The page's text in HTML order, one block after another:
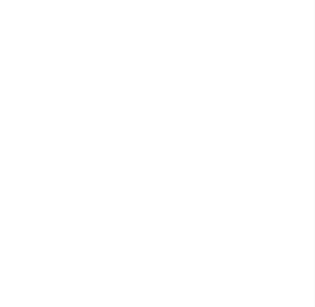
ai reparti produttivi
addetto al front
ai reparti produttivi.